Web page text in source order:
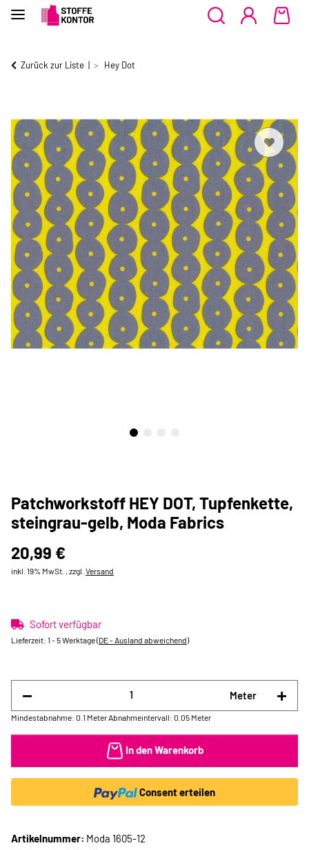
Zurück zur Liste Hey Dot
Patchworkstoff HEY DOT, Tupfenkette,
steingrau-gelb, Moda Fabrics
20,99 €
inkl. 19% MwSt. , zzgl. Versand
Sofort verfügbar
Lieferzeit: 1 - 5 Werktage(DE - Ausland abweichend)
Meter
Mindestabnahme: 0.1 Meter Abnahmeintervall: 0.05 Meter
In den Warenkorb
Consent erteilen
Artikelnummer: Moda 1605-12